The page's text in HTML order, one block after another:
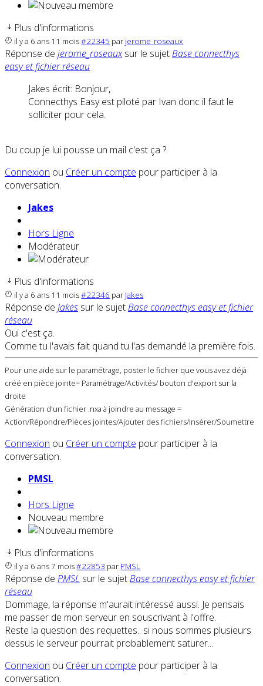
Plus d'informations
il y a 6 ans 11 mois#22345 par jerome_roseaux
Réponse de jerome_roseauxsur le sujetBase connecthys
easy et fichier réseau
Jakes écrit: Bonjour,
Connecthys Easy est piloté par Ivan donc il faut le
solliciter pour cela.
Du coup je lui pousse un mail c'est ça ?
Connexion ou Créer un compte pour participer à la
conversation.
Jakes
Hors Ligne
Modérateur
Plus d'informations
il y a 6 ans 11 mois#22346 par Jakes
Réponse de Jakes sur le sujetBase connecthys easy et fichier
réseau
Oui c'est ça.
Comme tu l'avais fait quand tu l'as demandé la première fois.
Pour une aide sur le paramétrage, poster le fichier que vous avez déjà
créé en pièce jointe= Paramétrage/Activités/ bouton d'export sur la
droite
Génération d'un fichier .nxa à joindre au message =
Action/Répondre/Pièces jointes/Ajouter des fichiers/Insérer/Soumettre
Connexion ou Créer un compte pour participer à la
conversation.
PMSL
Hors Ligne
Nouveau membre
Plus d'informations
il y a 6 ans 7 mois#22853 par PMSL
Réponse de PMSL sur le sujetBase connecthys easy et fichier
réseau
Dommage, la réponse m'aurait intéressé aussi. Je pensais
me passer de mon serveur en souscrivant à l'offre.
Reste la question des requettes.. si nous sommes plusieurs
dessus le serveur pourrait probablement saturer...
Connexion ou Créer un compte pour participer à la
conversation.